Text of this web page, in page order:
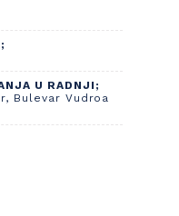
U RADNJI;
Bulevar Vudroa